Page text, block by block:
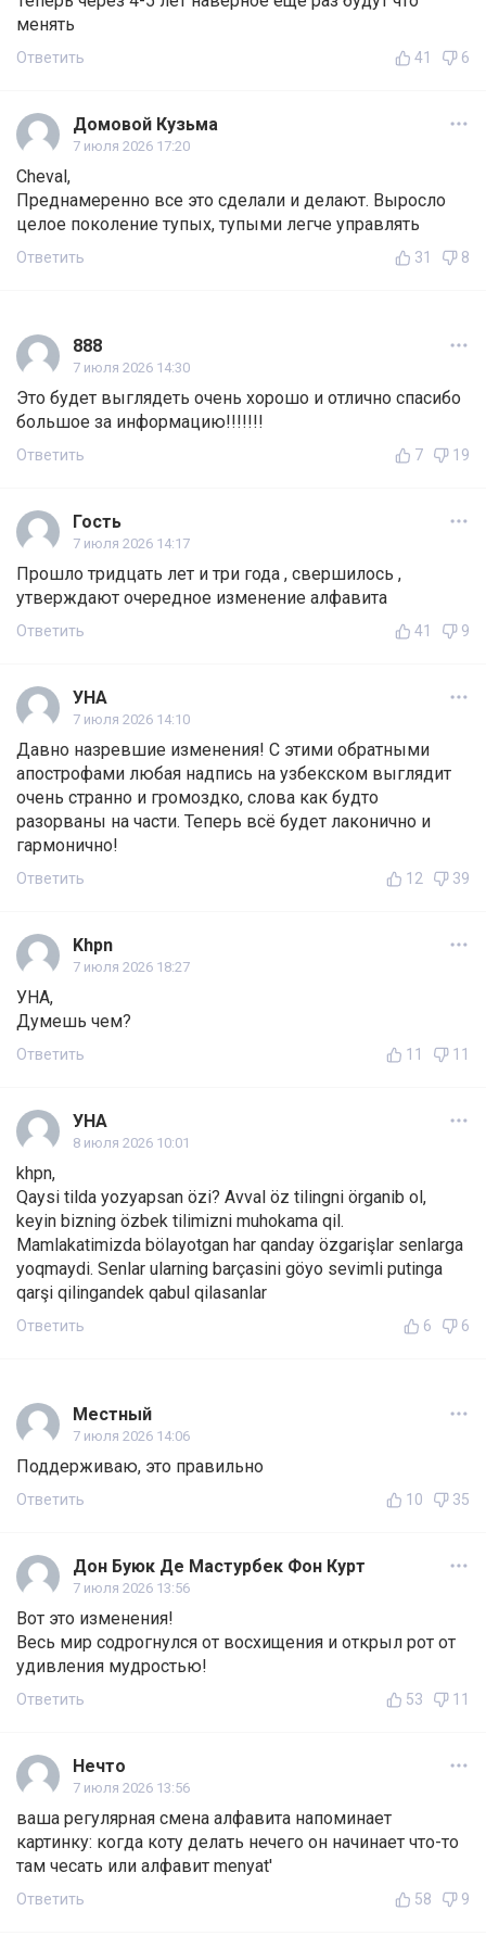
менять
Ответить 41 6
Домовой Кузьма
7 июля 2026 17:20
Cheval,
Преднамеренно все это сделали и делают. Выросло
целое поколение тупых, тупыми легче управлять
Ответить 31 8
888
7 июля 2026 14:30
Это будет выглядеть очень хорошо и отлично спасибо
большое за информацию!!!!!!!
Ответить 7 19
Гость
7 июля 2026 14:17
Прошло тридцать лет и три года , свершилось ,
утверждают очередное изменение алфавита
Ответить 41 9
УНА
7 июля 2026 14:10
Давно назревшие изменения! С этими обратными
апострофами любая надпись на узбекском выглядит
очень странно и громоздко, слова как будто
разорваны на части. Теперь всё будет лаконично и
гармонично!
Ответить 12 39
Khpn
7 июля 2026 18:27
УНА,
Думешь чем?
Ответить 11 11
УНА
8 июля 2026 10:01
khpn,
Qaysi tilda yozyapsan özi? Avval öz tilingni örganib ol,
keyin bizning özbek tilimizni muhokama qil.
Mamlakatimizda bölayotgan har qanday özgarişlar senlarga
yoqmaydi. Senlar ularning barçasini göyo sevimli putinga
qarşi qilingandek qabul qilasanlar
Ответить 6 6
Местный
7 июля 2026 14:06
Поддерживаю, это правильно
Ответить 10 35
Дон Буюк Де Мастурбек Фон Курт
7 июля 2026 13:56
Вот это изменения!
Весь мир содрогнулся от восхищения и открыл рот от
удивления мудростью!
Ответить 53 11
Нечто
7 июля 2026 13:56
ваша регулярная смена алфавита напоминает
картинку: когда коту делать нечего он начинает что-то
там чесать или алфавит menyat'
Ответить 58 9